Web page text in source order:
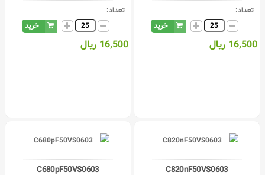
تعداد:
خرید
16,500 ریال
تعداد:
خرید
16,500 ریال
C820nF50VS0603
C680pF50VS0603